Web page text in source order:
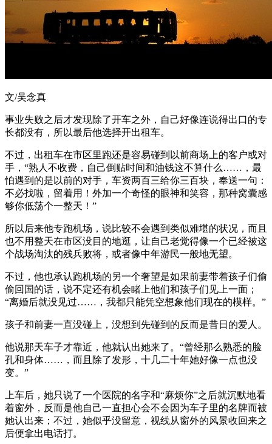
文/吴念真
事业失败之后才发现除了开车之外，自己好像连说得出口的专
长都没有，所以最后他选择开出租车。
不过，出租车在市区里跑还是容易碰到以前商场上的客户或对
手，“熟人不收费，自己倒贴时间和油钱这不算什么……，最
怕遇到的是以前的对手，车资两百三给你三百块，奉送一句：
不必找啦，留着用！外加一个奇怪的眼神和笑容，那种窝囊感
够你低荡个一整天！”
所以后来他专跑机场，说比较不会遇到类似难堪的状况，而且
也不用整天在市区没目的地逛，让自己老觉得像一个已经被这
个战场淘汰的残兵败将，或者像中年游民一般地无望。
不过，他也承认跑机场的另一个奢望是如果前妻带着孩子们偷
偷回国的话，说不定还有机会睹上他们和孩子们见上一面；
“离婚后就没见过……，我都只能凭空想象他们现在的模样。”
孩子和前妻一直没碰上，没想到先碰到的反而是昔日的爱人。
他说那天车子才靠近，他就认出她来了。“曾经那么熟悉的脸
孔和身体……，而且除了发形，十几二十年她好像一点也没
变。”
上车后，她只说了一个医院的名字和“麻烦你”之后就沉默地看
着窗外，反而是他自己一直担心会不会因为车子里的名牌而被
她认出来；不过，她似乎没留意，视线从窗外的风景收回来之
后便拿出电话打。